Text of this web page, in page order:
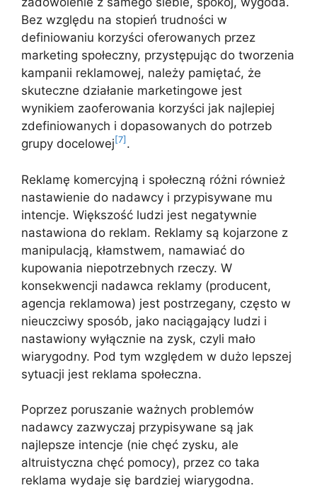
Bez względu na stopień trudności w
definiowaniu korzyści oferowanych przez
marketing społeczny, przystępując do tworzenia
kampanii reklamowej, należy pamiętać, że
skuteczne działanie marketingowe jest
wynikiem zaoferowania korzyści jak najlepiej
zdefiniowanych i dopasowanych do potrzeb
grupy docelowej [7] .
Reklamę komercyjną i społeczną różni również
nastawienie do nadawcy i przypisywane mu
intencje. Większość ludzi jest negatywnie
nastawiona do reklam. Reklamy są kojarzone z
manipulacją, kłamstwem, namawiać do
kupowania niepotrzebnych rzeczy. W
konsekwencji nadawca reklamy (producent,
agencja reklamowa) jest postrzegany, często w
nieuczciwy sposób, jako naciągający ludzi i
nastawiony wyłącznie na zysk, czyli mało
wiarygodny. Pod tym względem w dużo lepszej
sytuacji jest reklama społeczna.
Poprzez poruszanie ważnych problemów
nadawcy zazwyczaj przypisywane są jak
najlepsze intencje (nie chęć zysku, ale
altruistyczna chęć pomocy), przez co taka
reklama wydaje się bardziej wiarygodna.